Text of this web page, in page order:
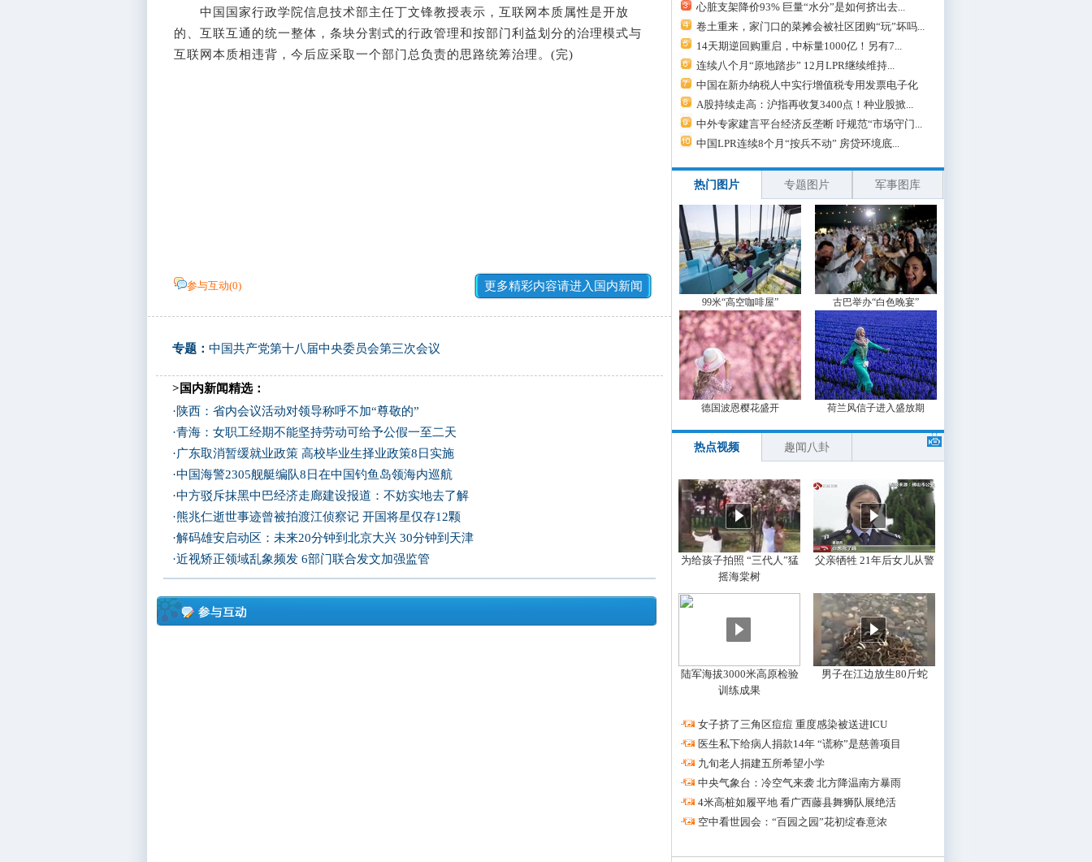
中国国家行政学院信息技术部主任丁文锋教授表示，互联网本质属性是开放
的、互联互通的统一整体，条块分割式的行政管理和按部门利益划分的治理模式与
互联网本质相违背，今后应采取一个部门总负责的思路统筹治理。(完)
参与互动(0) 更多精彩内容请进入国内新闻
专题： 中国共产党第十八届中央委员会第三次会议
>国内新闻精选：
·陕西：省内会议活动对领导称呼不加“尊敬的”
·青海：女职工经期不能坚持劳动可给予公假一至二天
·广东取消暂缓就业政策 高校毕业生择业政策8日实施
·中国海警2305舰艇编队8日在中国钓鱼岛领海内巡航
·中方驳斥抹黑中巴经济走廊建设报道：不妨实地去了解
·熊兆仁逝世事迹曾被拍渡江侦察记 开国将星仅存12颗
·解码雄安启动区：未来20分钟到北京大兴 30分钟到天津
·近视矫正领域乱象频发 6部门联合发文加强监管
心脏支架降价93% 巨量“水分”是如何挤出去...
卷土重来，家门口的菜摊会被社区团购“玩”坏吗...
14天期逆回购重启，中标量1000亿！另有7...
连续八个月“原地踏步” 12月LPR继续维持...
中国在新办纳税人中实行增值税专用发票电子化
A股持续走高：沪指再收复3400点！种业股掀...
中外专家建言平台经济反垄断 吁规范“市场守门...
中国LPR连续8个月“按兵不动” 房贷环境底...
热门图片 专题图片 军事图库
99米“高空咖啡屋” 古巴举办“白色晚宴”
德国波恩樱花盛开 荷兰风信子进入盛放期
热点视频 趣闻八卦
为给孩子拍照 “三代人”猛
摇海棠树
父亲牺牲 21年后女儿从警
陆军海拔3000米高原检验
训练成果
男子在江边放生80斤蛇
·
女子挤了三角区痘痘 重度感染被送进ICU
·
医生私下给病人捐款14年 “谎称”是慈善项目
·
九旬老人捐建五所希望小学
·
中央气象台：冷空气来袭 北方降温南方暴雨
·
4米高桩如履平地 看广西藤县舞狮队展绝活
·
空中看世园会：“百园之园”花初绽春意浓